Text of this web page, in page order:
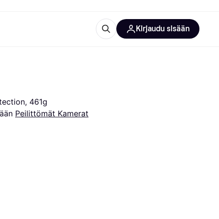
Kirjaudu sisään
461g
Peilittömät Kamerat